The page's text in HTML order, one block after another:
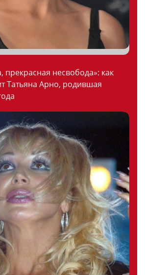
прекрасная несвобода»: как
Татьяна Арно, родившая